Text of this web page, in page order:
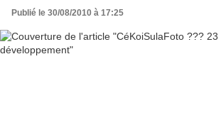
Publié le 30/08/2010 à 17:25